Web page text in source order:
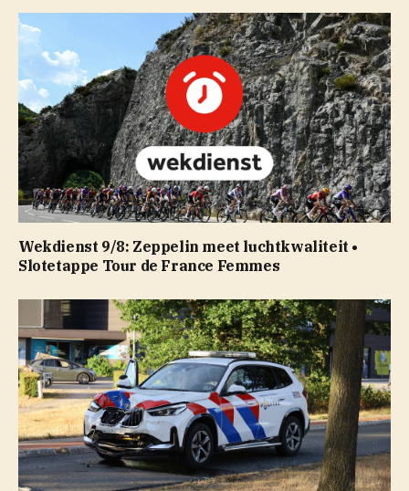
Wekdienst 9/8: Zeppelin meet luchtkwaliteit •
Slotetappe Tour de France Femmes